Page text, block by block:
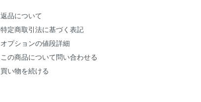
返品について
特定商取引法に基づく表記
オプションの値段詳細
この商品について問い合わせる
買い物を続ける